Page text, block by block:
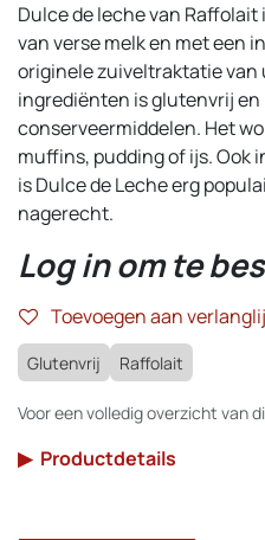
Dulce de leche van
van verse melk en met een
originele zuiveltraktatie
ingrediënten is glutenvrij
conserveermiddelen. Het
muffins, pudding of ijs. Ook
is Dulce de Leche erg
nagerecht.
Log in om te
Toevoegen aan
Glutenvrij Raffolait
Voor een volledig overzicht van
▶ Productdetails